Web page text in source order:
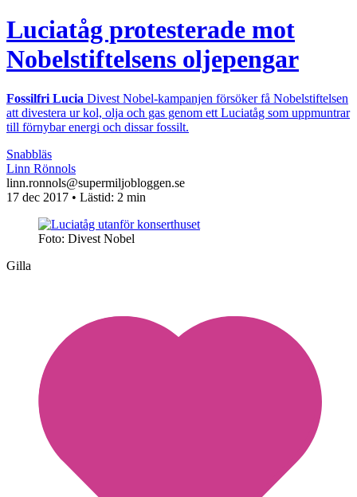
Luciatåg protesterade mot
Nobelstiftelsens oljepengar
Fossilfri Lucia Divest Nobel-kampanjen försöker få Nobelstiftelsen
att divestera ur kol, olja och gas genom ett Luciatåg som uppmuntrar
till förnybar energi och dissar fossilt.
Snabbläs
Linn Rönnols
linn.ronnols@supermiljobloggen.se
17 dec 2017 • Lästid: 2 min
Foto: Divest Nobel
Gilla